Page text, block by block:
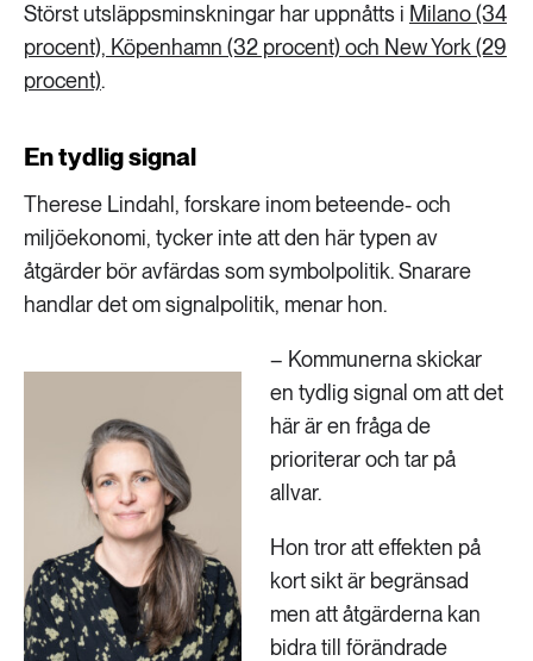
Störst utsläppsminskningar har uppnåtts i Milano (34
procent), Köpenhamn (32 procent) och New York (29
procent).
En tydlig signal
Therese Lindahl, forskare inom beteende- och
miljöekonomi, tycker inte att den här typen av
åtgärder bör avfärdas som symbolpolitik. Snarare
handlar det om signalpolitik, menar hon.
– Kommunerna skickar
en tydlig signal om att det
här är en fråga de
prioriterar och tar på
allvar.
Hon tror att effekten på
kort sikt är begränsad
men att åtgärderna kan
bidra till förändrade